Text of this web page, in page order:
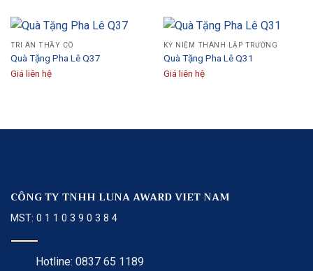
TRI ÂN THẦY CÔ
Quà Tặng Pha Lê Q37
Giá liên hệ
KỶ NIỆM THÀNH LẬP TRƯỜNG
Quà Tặng Pha Lê Q31
Giá liên hệ
CÔNG TY TNHH LUNA AWARD VIET NAM
MST: 0 1 1 0 3 9 0 3 8 4
Hotline: 0837 65 1189